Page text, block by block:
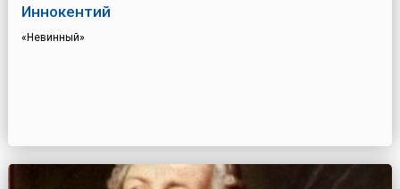
Иннокентий
«Невинный»